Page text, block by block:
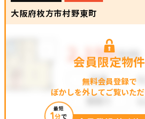
大阪府枚方市村野東町
会員限定物件
無料会員登録で
ぼかしを外してご覧いた
最短
1分で